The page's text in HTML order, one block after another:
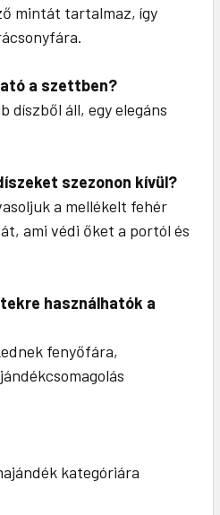
mintát tartalmaz, így
a szettben?
díszből áll, egy elegáns
szezonon kívül?
a mellékelt fehér
ami védi őket a portól és
használhatók a
fenyőfára,
kategóriára